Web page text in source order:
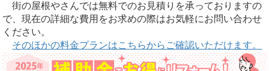
街の屋根やさんでは無料でのお見積りを承っておりますの
で、現在の詳細な費用をお求めの際はお気軽にお問い合わせ
ください。
そのほかの料金プランはこちらからご確認いただけます。